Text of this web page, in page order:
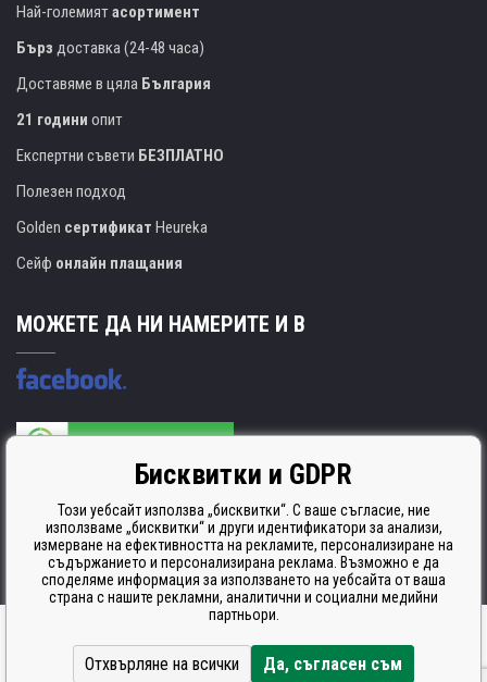
Най-големиятасортимент
Бърз доставка (24-48 часа)
Доставяме в цяла България
21 години опит
Експертни съвети БЕЗПЛАТНО
Полезен подход
Golden сертификат Heureka
Сейф онлайн плащания
МОЖЕТЕ ДА НИ НАМЕРИТЕ И В
Производителят на касети е сертифициран
ISO 9001. ISO 14001 и STMC.
Ecommerce solutionsBINARGON.cz
Бисквитки и GDPR
Този уебсайт използва „бисквитки“. С ваше съгласие, ние
използваме „бисквитки“ и други идентификатори за анализи,
измерване на ефективността на рекламите, персонализиране на
съдържанието и персонализирана реклама. Възможно е да
споделяме информация за използването на уебсайта от ваша
страна с нашите рекламни, аналитични и социални медийни
партньори.
Отхвърляне на всички Да, съгласен съм